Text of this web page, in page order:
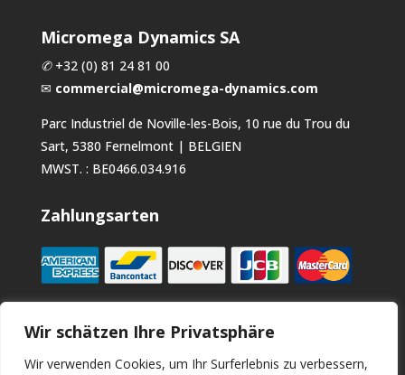
Wir schätzen Ihre Privatsphäre
Wir verwenden Cookies, um Ihr Surferlebnis zu verbessern,
Micromega Dynamics SA
✆ +32 (0) 81 24 81 00
✉ commercial@micromega-dynamics.com
Parc Industriel de Noville-les-Bois, 10 rue du Trou du
Sart, 5380 Fernelmont | BELGIEN
MWST. : BE0466.034.916
Zahlungsarten